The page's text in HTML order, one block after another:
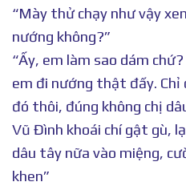
“Mày thử chạy như vậy
nướng không?”
“Ấy, em làm sao dám
em đi nướng thật đấy. Chỉ
đó thôi, đúng không chị
Vũ Đình khoái chí gật gù,
dâu tây nữa vào miệng,
khen”